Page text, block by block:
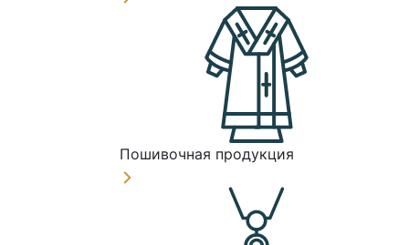
Пошивочная продукция